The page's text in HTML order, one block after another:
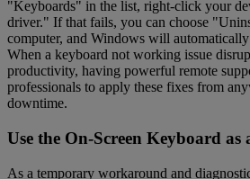
"Keyboards" in the list, right-click your
driver." If that fails, you can choose
computer, and Windows will
When a keyboard not working issue
productivity, having powerful remote
professionals to apply these fixes from
downtime.
Use the On-Screen Keyboard as
As a temporary workaround and